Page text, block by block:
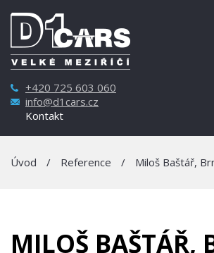
+420 725 603 060
info@d1cars.cz
Kontakt
Úvod / Reference / Miloš Baštář,
MILOŠ BAŠTÁŘ,